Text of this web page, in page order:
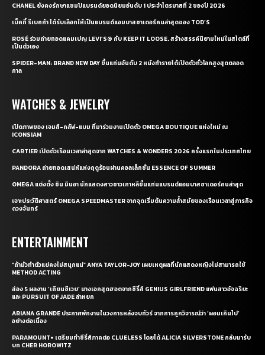
CHANEL ยังคงรักษาแชมป์แบรนด์ยอดนิยมอันดับ 1 ประจำไตรมาสที่ 2 ของปี 2026
เบ็คกี้ รีเบคก้า ได้รับเลือกให้เป็นแบรนด์แอมบาสซาเดอร์คนล่าสุดของ TOD’S
ROSÉ ร่วมถ่ายทอดแคมเปญ LEVI’S® กับ KEEP IT LOOSE. สร้างสรรค์นิยามใหม่ในสไตล์ที่
เป็นตัวเอง
SPIDER-MAN: BRAND NEW DAY ขึ้นแท่นอันดับ 2 หนังทำรายได้เปิดตัวทั่วโลกสูงสุดตลอด
กาล
WATCHES & JEWELRY
เปิดภาพของ เจมส์-กลัฟ-แบม ที่มาร่วมงานเปิดตัว OMEGA BOUTIQUE แห่งใหม่ ณ
ICONSIAM
CARTIER เปิดตัวเรือนเวลาล่าสุดจาก WATCHES & WONDERS 2026 ครั้งแรกในประเทศไทย
PANDORA ถ่ายทอดเสน่ห์แห่งฤดูร้อนผ่านคอลเล็กชั่น ESSENCE OF SUMMER
OMEGA แต่งตั้ง ชิน มินอา นักแสดงสาวชาวเกาหลีขึ้นแท่นแบรนด์แอมบาสซาเดอร์คนล่าสุด
เจาะประวัติศาสตร์ OMEGA SPEEDMASTER จากจุดเริ่มต้นความล้ำสมัยของเรือนเวลาสู่ภารกิจ
ดวงจันทร์
ENTERTAINMENT
“ถ้ามัวทำตัวแย่คงไม่สนุกแน่” ANYA TAYLOR-JOY เผยเหตุผลที่นักแสดงหญิงไม่สามารถใช้
METHOD ACTING
ส่อง 5 ผลงาน ‘เถียนซีเวย’ นางเอกสุดฮอตจากซีรี่ส์ GENIUS GIRLFRIEND แฟนสาวอัจฉริยะ
และ PURSUIT OF JADE ล่าหยก
ARIANA GRANDE ประกาศพักงานในวงการหลังจบทัวร์ จากการถูกวิจารณ์ว่า ‘ผอมเกินไป’
อย่างต่อเนื่อง
PARAMOUNT+ เตรียมทำซีรี่ส์ภาคต่อ CLUELESS โดยได้ ALICIA SILVERSTONE กลับมารับ
บท CHER HOROWITZ